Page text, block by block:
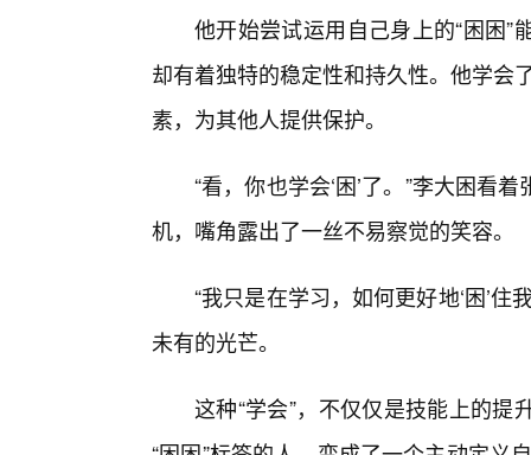
他开始尝试运用自己身上的“困困
却有着独特的稳定性和持久性。他学会
素，为其他人提供保护。
“看，你也学会‘困’了。”李大困看
机，嘴角露出了一丝不易察觉的笑容。
“我只是在学习，如何更好地‘困’
未有的光芒。
这种“学会”，不仅仅是技能上的